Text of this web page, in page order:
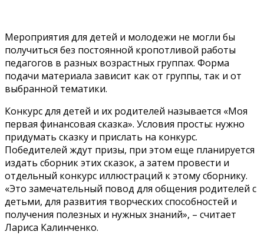
Мероприятия для детей и молодежи не могли бы
получиться без постоянной кропотливой работы
педагогов в разных возрастных группах. Форма
подачи материала зависит как от группы, так и от
выбранной тематики.
Конкурс для детей и их родителей называется «Моя
первая финансовая сказка». Условия просты: нужно
придумать сказку и прислать на конкурс.
Победителей ждут призы, при этом еще планируется
издать сборник этих сказок, а затем провести и
отдельный конкурс иллюстраций к этому сборнику.
«Это замечательный повод для общения родителей с
детьми, для развития творческих способностей и
получения полезных и нужных знаний», – считает
Лариса Калинченко.